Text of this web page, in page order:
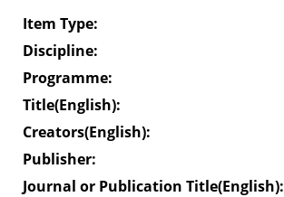
Item Type:
Discipline:
Programme:
Title(English):
Creators(English):
Publisher:
Journal or Publication Title(English):